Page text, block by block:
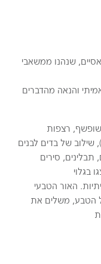
שנהנו ממשאבי
והנאה מהדברים
רצפות
שילוב של בדים לבנים
תבלינים, סירים
בגלוי
האור הטבעי
הטבע, משלים את